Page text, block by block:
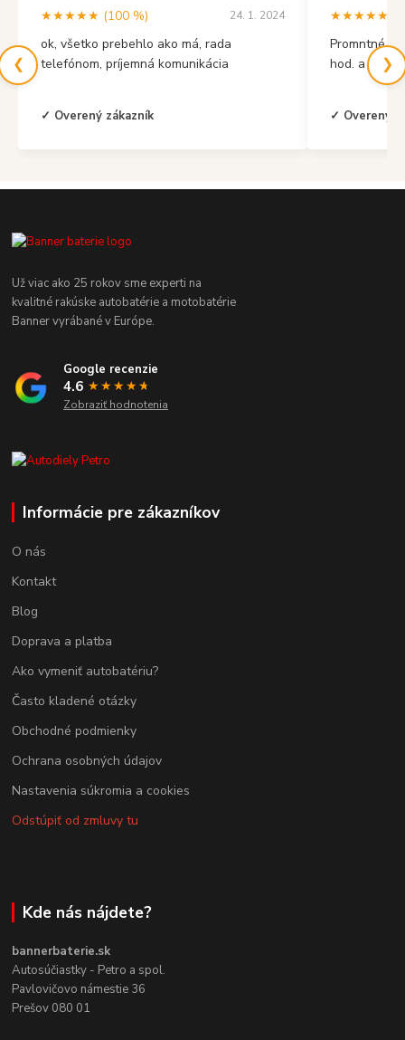
❮
★★★★★ (100 %) 24. 1. 2024
ok, všetko prebehlo ako má, rada
telefónom, príjemná komunikácia
✓ Overený zákazník
★★★★★
Promntné
hod. a mal
✓ Overený
❯
Už viac ako 25 rokov sme experti na
kvalitné rakúske autobatérie a motobatérie
Banner vyrábané v Európe.
Google recenzie
4.6 ★★★★★
★
Zobraziť hodnotenia
Informácie pre zákazníkov
O nás
Kontakt
Blog
Doprava a platba
Ako vymeniť autobatériu?
Často kladené otázky
Obchodné podmienky
Ochrana osobných údajov
Nastavenia súkromia a cookies
Odstúpiť od zmluvy tu
Kde nás nájdete?
bannerbaterie.sk
Autosúčiastky - Petro a spol.
Pavlovičovo námestie 36
Prešov 080 01